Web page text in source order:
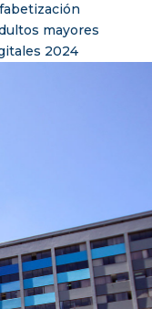
mayores
2024